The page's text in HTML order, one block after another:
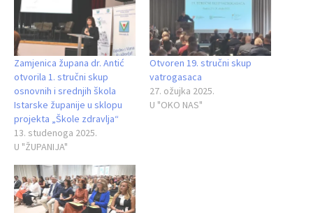
Zamjenica župana dr. Antić
otvorila 1. stručni skup
osnovnih i srednjih škola
Istarske županije u sklopu
projekta „Škole zdravlja“
13. studenoga 2025.
U "ŽUPANIJA"
Otvoren 19. stručni skup
vatrogasaca
27. ožujka 2025.
U "OKO NAS"